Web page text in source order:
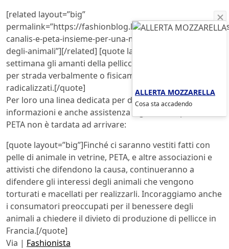
[related layout=”big”
permalink=”https://fashionblog.lndo.site/post/559486/
canalis-e-peta-insieme-per-una-moda-vegan-amica-
degli-animali”][/related] [quote layout=”big”]Ogni
settimana gli amanti della pelliccia vengono aggrediti
per strada verbalmente o fisicamente da militanti
radicalizzati.[/quote]
Per loro una linea dedicata per dare supporto,
informazioni e anche assistenza legale. La risposta della
PETA non è tardata ad arrivare:
[quote layout=”big”]Finché ci saranno vestiti fatti con
pelle di animale in vetrine, PETA, e altre associazioni e
attivisti che difendono la causa, continueranno a
difendere gli interessi degli animali che vengono
torturati e macellati per realizzarli. Incoraggiamo anche
i consumatori preoccupati per il benessere degli
animali a chiedere il divieto di produzione di pellicce in
Francia.[/quote]
Via | Fashionista
ALLERTA MOZZARELLA
Cosa sta accadendo